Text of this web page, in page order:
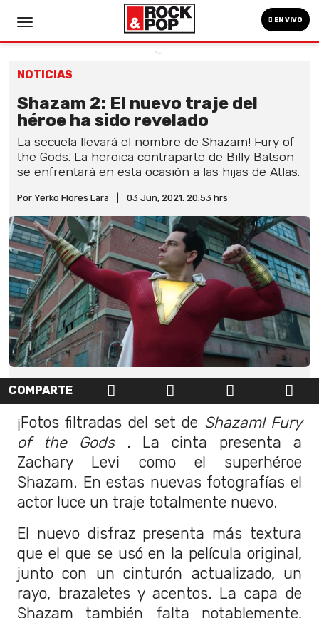
EN VIVO
NOTICIAS
Shazam 2: El nuevo traje del
héroe ha sido revelado
La secuela llevará el nombre de Shazam! Fury of
the Gods. La heroica contraparte de Billy Batson
se enfrentará en esta ocasión a las hijas de Atlas.
Por Yerko Flores Lara 03 Jun, 2021. 20:53 hrs
COMPARTE
¡Fotos filtradas del set de Shazam! Fury
of the Gods. La cinta presenta a
Zachary Levi como el superhéroe
Shazam. En estas nuevas fotografías el
actor luce un traje totalmente nuevo.
El nuevo disfraz presenta más textura
que el que se usó en la película original,
junto con un cinturón actualizado, un
rayo, brazaletes y acentos. La capa de
Shazam también falta notablemente,